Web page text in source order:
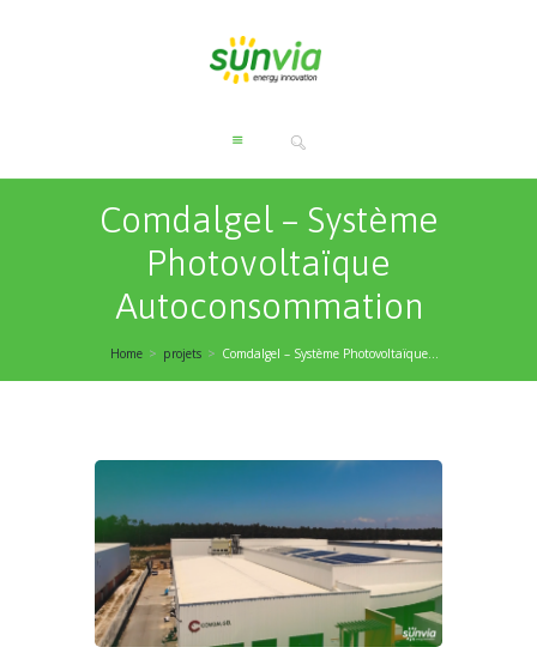
Comdalgel – Système
Photovoltaïque
Autoconsommation
Home projets Comdalgel – Système Photovoltaïque...